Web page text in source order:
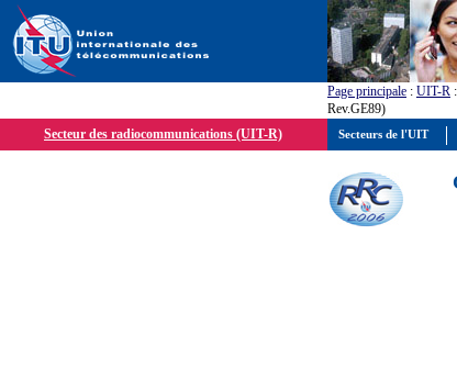
Page principale : UIT-R :
Rev.GE89)
Secteur des radiocommunications (UIT-R)
Secteurs de l'UIT